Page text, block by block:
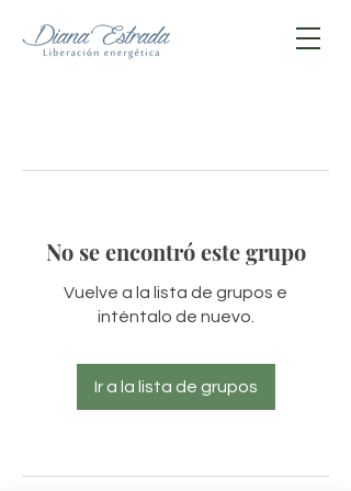
No se encontró este grupo
Vuelve a la lista de grupos e
inténtalo de nuevo.
Ir a la lista de grupos